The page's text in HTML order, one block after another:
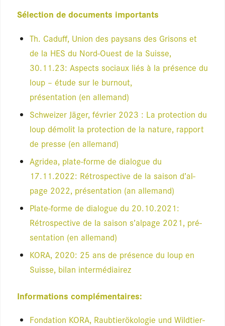
Sélec­tion de docu­ments impor­tants
Th. Caduff, Union des pay­sans des Gri­sons et
de la HES du Nord-Ouest de la Suisse,
30.11.23: Aspects sociaux liés à la pré­sence du
loup – étude sur le bur­nout,
pré­sen­ta­tion (en alle­mand)
Schwei­zer Jäger, février 2023 : La pro­tec­tion du
loup démo­lit la pro­tec­tion de la nature, rap­port
de presse (en alle­mand)
Agri­dea, plate-forme de dia­logue du
17.11.2022: Rétros­pec­tive de la sai­son d’al­
page 2022, pré­sen­ta­tion (an alle­mand)
Plate-forme de dia­logue du 20.10.2021:
Rétros­pec­tive de la sai­son s’al­page 2021, pré­
sen­ta­tion (en alle­mand)
KORA, 2020: 25 ans de pré­sence du loup en
Suisse, bilan inter­mé­diairez
Infor­ma­tions com­plé­men­taires:
Fon­da­tion KORA, Raub­tierökolo­gie und Wild­tier­